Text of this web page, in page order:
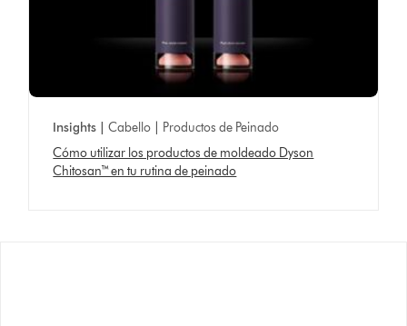
Insights |Cabello | Productos de Peinado
Cómo utilizar los productos de moldeado Dyson
Chitosan™ en tu rutina de peinado